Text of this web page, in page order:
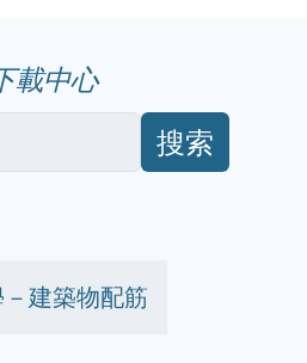
載中心
搜索
建築物配筋